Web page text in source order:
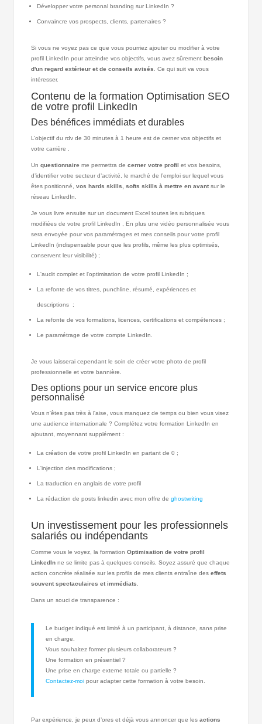
Développer votre personal branding sur LinkedIn ?
Convaincre vos prospects, clients, partenaires ?
Si vous ne voyez pas ce que vous pourriez ajouter ou modifier à votre
profil LinkedIn pour atteindre vos objectifs, vous avez sûrement besoin
d'un regard extérieur et de conseils avisés. Ce qui suit va vous
intéresser.
Contenu de la formation Optimisation SEO
de votre profil LinkedIn
Des bénéfices immédiats et durables
L’objectif du rdv de 30 minutes à 1 heure est de cerner vos objectifs et
votre carrière .
Unquestionnaire me permettra decerner votre profilet vos besoins,
d’identifier votre secteur d’activité, le marché de l’emploi sur lequel vous
êtes positionné,vos hards skills, softs skills à mettre en avantsur le
réseau LinkedIn.
Je vous livre ensuite sur un document Excel toutes les rubriques
modifiées de votre profil LinkedIn , En plus une vidéo personnalisée vous
sera envoyée pour vos paramétrages et mes conseils pour votre profil
LinkedIn (indispensable pour que les profils, même les plus optimisés,
conservent leur visibilité) ;
L'audit complet et l'optimisation de votre profil LinkedIn ;
La refonte de vos titres, punchline, résumé, expériences et
descriptions ;
La refonte de vos formations, licences, certifications et compétences ;
Le paramétrage de votre compte LinkedIn.
Je vous laisserai cependant le soin de créer votre photo de profil
professionnelle et votre bannière.
Des options pour un service encore plus
personnalisé
Vous n'êtes pas très à l'aise, vous manquez de temps ou bien vous visez
une audience internationale ? Complétez votre formation LinkedIn en
ajoutant, moyennant supplément :
La création de votre profil LinkedIn en partant de 0 ;
L'injection des modifications ;
La traduction en anglais de votre profil
La rédaction de posts linkedin avec mon offre deghostwriting
Un investissement pour les professionnels
salariés ou indépendants
Comme vous le voyez, la formationOptimisation de votre profil
LinkedIn ne se limite pas à quelques conseils. Soyez assuré que chaque
action concrète réalisée sur les profils de mes clients entraîne deseffets
souvent spectaculaires et immédiats.
Dans un souci de transparence :
Le budget indiqué est limité à un participant, à distance, sans prise
en charge.
Vous souhaitez former plusieurs collaborateurs ?
Une formation en présentiel ?
Une prise en charge externe totale ou partielle ?
Contactez-moi pour adapter cette formation à votre besoin.
Par expérience, je peux d’ores et déjà vous annoncer que lesactions